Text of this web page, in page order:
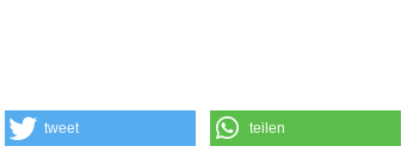
tweet teilen